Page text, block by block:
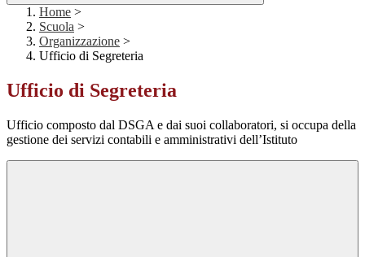
Home >
Scuola >
Organizzazione >
Ufficio di Segreteria
Ufficio di Segreteria
Ufficio composto dal DSGA e dai suoi collaboratori, si occupa della
gestione dei servizi contabili e amministrativi dell’Istituto